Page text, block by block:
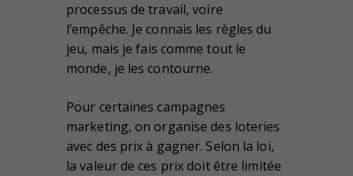
processus de travail, voire
l’empêche. Je connais les règles du
jeu, mais je fais comme tout le
monde, je les contourne.
Pour certaines campagnes
marketing, on organise des loteries
avec des prix à gagner. Selon la loi,
la valeur de ces prix doit être limitée